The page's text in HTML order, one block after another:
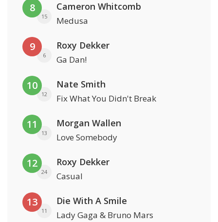
8
15
Cameron Whitcomb
Medusa
9
6
Roxy Dekker
Ga Dan!
10
12
Nate Smith
Fix What You Didn't Break
11
13
Morgan Wallen
Love Somebody
12
24
Roxy Dekker
Casual
13
11
Die With A Smile
Lady Gaga & Bruno Mars